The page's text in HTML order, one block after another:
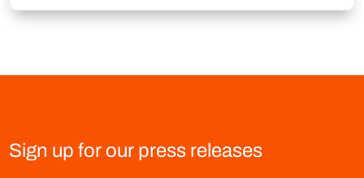
Sign up for our press releases